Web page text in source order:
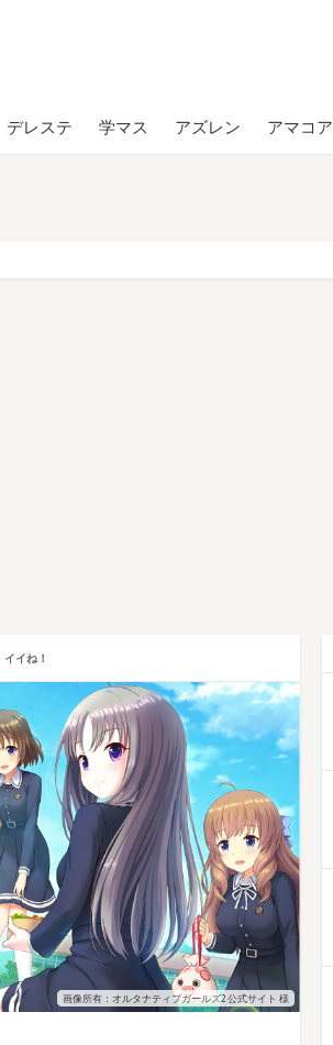
デレステ 学マス アズレン アマコア
イイね！
画像所有：オルタナティブガールズ2 公式サイト 様